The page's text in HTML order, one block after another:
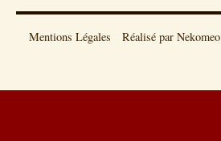
Mentions Légales Réalisé par Nekomeo